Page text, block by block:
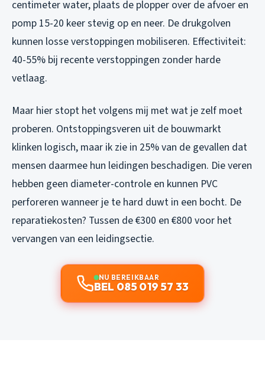
centimeter water, plaats de plopper over de afvoer en
pomp 15-20 keer stevig op en neer. De drukgolven
kunnen losse verstoppingen mobiliseren. Effectiviteit:
40-55% bij recente verstoppingen zonder harde
vetlaag.
Maar hier stopt het volgens mij met wat je zelf moet
proberen. Ontstoppingsveren uit de bouwmarkt
klinken logisch, maar ik zie in 25% van de gevallen dat
mensen daarmee hun leidingen beschadigen. Die veren
hebben geen diameter-controle en kunnen PVC
perforeren wanneer je te hard duwt in een bocht. De
reparatiekosten? Tussen de €300 en €800 voor het
vervangen van een leidingsectie.
NU BEREIKBAAR
BEL 085 019 57 33